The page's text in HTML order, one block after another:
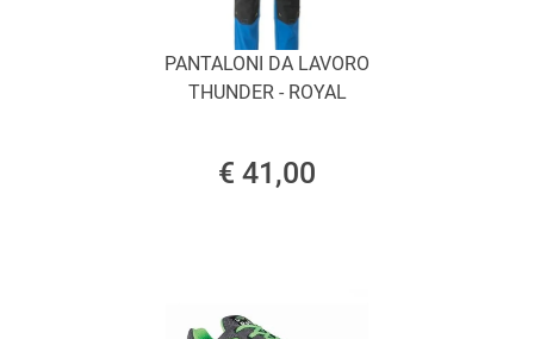
PANTALONI DA LAVORO
THUNDER - ROYAL
€ 41,00